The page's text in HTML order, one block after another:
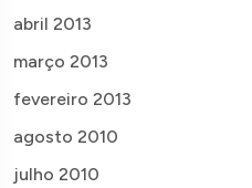
abril 2013
março 2013
fevereiro 2013
agosto 2010
julho 2010